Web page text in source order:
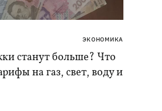
ЭКОНОМИКА
станут больше? Что
на газ, свет, воду и